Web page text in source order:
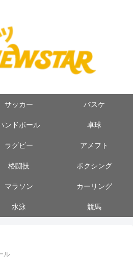
サッカー バスケ
ンドボール 卓球
ラグビー アメフト
格闘技 ボクシング
マラソン カーリング
水泳 競馬
ル